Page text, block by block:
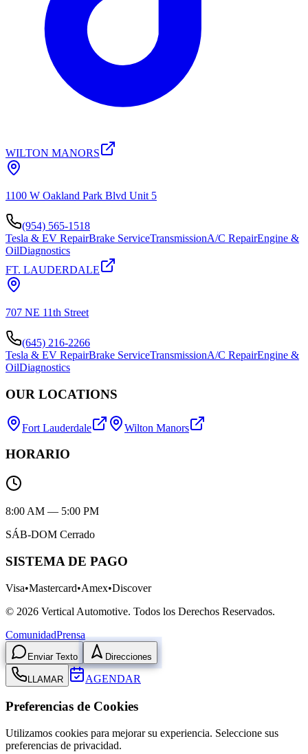
WILTON MANORS
1100 W Oakland Park Blvd Unit 5
(954) 565-1518
Tesla & EV RepairBrake ServiceTransmissionA/C RepairEngine &
OilDiagnostics
FT. LAUDERDALE
707 NE 11th Street
(645) 216-2266
Tesla & EV RepairBrake ServiceTransmissionA/C RepairEngine &
OilDiagnostics
OUR LOCATIONS
Fort Lauderdale Wilton Manors
HORARIO
8:00 AM — 5:00 PM
SÁB-DOM Cerrado
SISTEMA DE PAGO
Visa•Mastercard•Amex•Discover
© 2026 Vertical Automotive. Todos los Derechos Reservados.
ComunidadPrensa
Enviar Texto Direcciones
LLAMAR AGENDAR
Preferencias de Cookies
Utilizamos cookies para mejorar su experiencia. Seleccione sus
preferencias de privacidad.